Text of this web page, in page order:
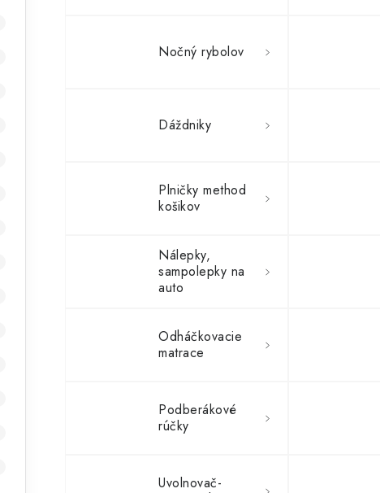
Nočný rybolov
Dáždniky
Plničky method
košikov
Nálepky,
sampolepky na
auto
Odháčkovacie
matrace
Podberákové
rúčky
Uvolnovač-